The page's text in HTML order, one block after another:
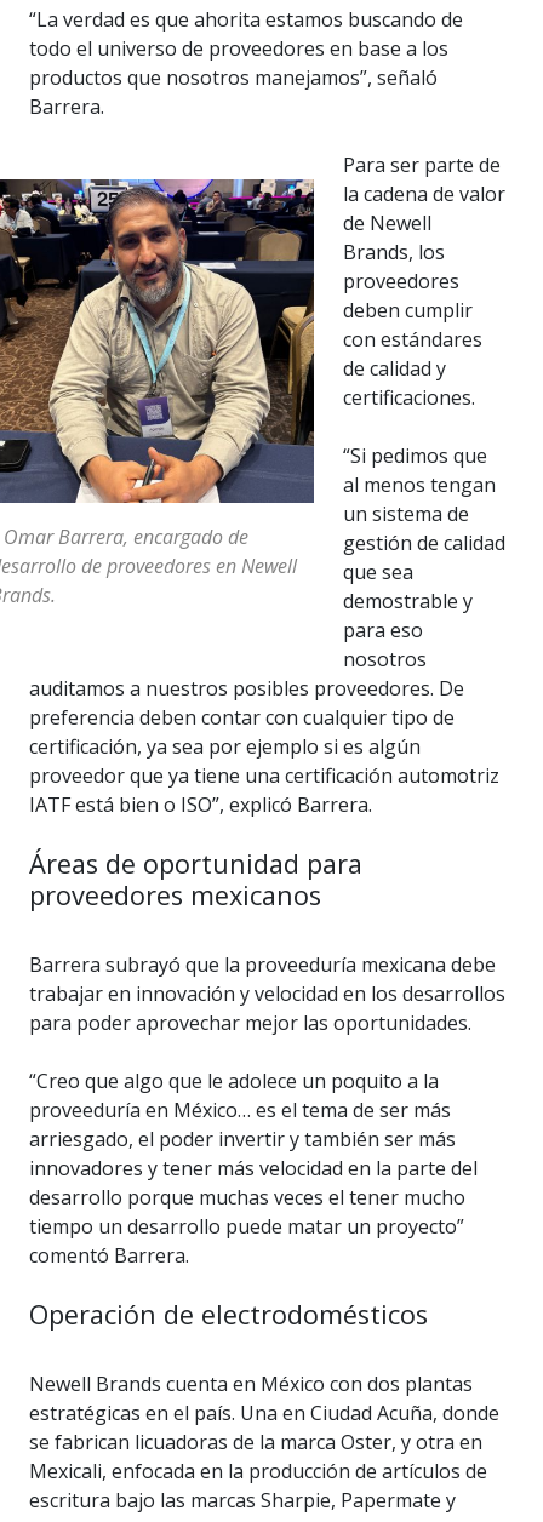
“La verdad es que ahorita estamos buscando de
todo el universo de proveedores en base a los
productos que nosotros manejamos”, señaló
Barrera.
Omar Barrera, encargado de
de proveedores en Newell
Para ser parte de
la cadena de valor
de Newell
Brands, los
proveedores
deben cumplir
con estándares
de calidad y
certificaciones.
“Si pedimos que
al menos tengan
un sistema de
gestión de calidad
que sea
demostrable y
para eso
nosotros
auditamos a nuestros posibles proveedores. De
preferencia deben contar con cualquier tipo de
certificación, ya sea por ejemplo si es algún
proveedor que ya tiene una certificación automotriz
IATF está bien o ISO”, explicó Barrera.
Áreas de oportunidad para
proveedores mexicanos
Barrera subrayó que la proveeduría mexicana debe
trabajar en innovación y velocidad en los desarrollos
para poder aprovechar mejor las oportunidades.
“Creo que algo que le adolece un poquito a la
proveeduría en México… es el tema de ser más
arriesgado, el poder invertir y también ser más
innovadores y tener más velocidad en la parte del
desarrollo porque muchas veces el tener mucho
tiempo un desarrollo puede matar un proyecto”
comentó Barrera.
Operación de electrodomésticos
Newell Brands cuenta en México con dos plantas
estratégicas en el país. Una en Ciudad Acuña, donde
se fabrican licuadoras de la marca Oster, y otra en
Mexicali, enfocada en la producción de artículos de
escritura bajo las marcas Sharpie, Papermate y